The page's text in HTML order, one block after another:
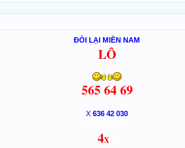
ĐÒI LẠI MIỀN NAM
LÔ
565 64 69
X 636 42 030
4X